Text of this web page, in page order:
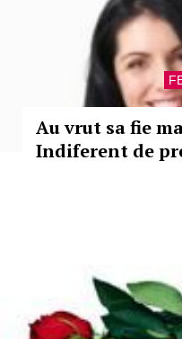
Au vrut sa fie
Indiferent de